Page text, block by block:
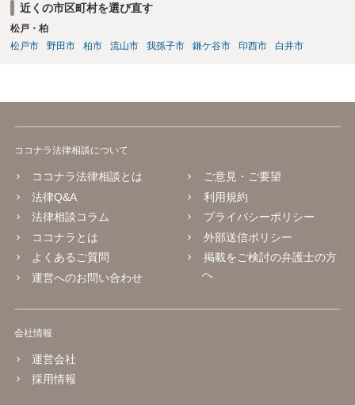
近くの市区町村を選び直す
松戸・柏
松戸市
野田市 柏市 流山市 我孫子市 鎌ケ谷市 印西市 白井市
ココナラ法律相談について
ココナラ法律相談とは
法律Q&A
法律相談コラム
ココナラとは
よくあるご質問
運営へのお問い合わせ
ご意見・ご要望
利用規約
プライバシーポリシー
外部送信ポリシー
掲載をご検討の弁護士の方
へ
会社情報
運営会社
採用情報